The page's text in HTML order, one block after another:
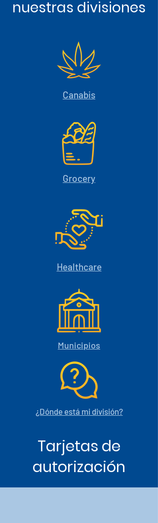
nuestras divisiones
Canabis
Grocery
Healthcare
Municipios
¿Dónde está mi división?
Tarjetas de
autorización